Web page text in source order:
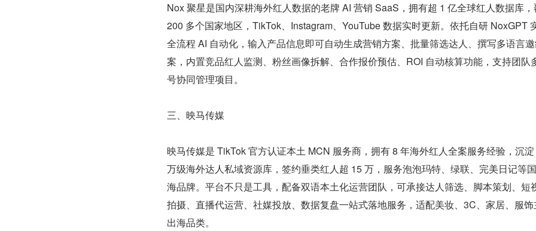
Nox 聚星是国内深耕海外红人数据的老牌 AI 营销 SaaS，拥有超 1 亿全球红人数据库
200 多个国家地区，TikTok、Instagram、YouTube 数据实时更新。依托自研 NoxGPT
全流程 AI 自动化，输入产品信息即可自动生成营销方案、批量筛选达人、撰写多语言
案，内置竞品红人监测、粉丝画像拆解、合作报价预估、ROI 自动核算功能，支持团队
号协同管理项目。
三、映马传媒
映马传媒是 TikTok 官方认证本土 MCN 服务商，拥有 8 年海外红人全案服务经验，沉
万级海外达人私域资源库，签约垂类红人超 15 万，服务泡泡玛特、绿联、完美日记等
海品牌。平台不只是工具，配备双语本土化运营团队，可承接达人筛选、脚本策划、短
拍摄、直播代运营、社媒投放、数据复盘一站式落地服务，适配美妆、3C、家居、服
出海品类。